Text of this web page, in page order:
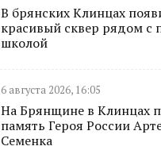
В брянских Клинцах
красивый сквер рядом с
школой
6 августа 2026, 16:05
На Брянщине в Клинцах
память Героя России
Семенка